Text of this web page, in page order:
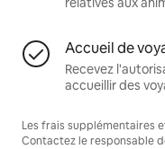
Accueil de
Recevez
accueillir des
Les frais supplémentaires
Contactez le responsable